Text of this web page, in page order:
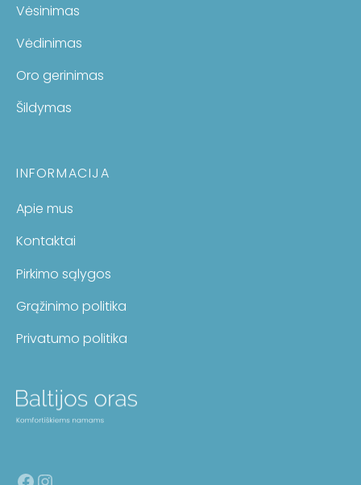
Vėsinimas
Vėdinimas
Oro gerinimas
Šildymas
INFORMACIJA
Apie mus
Kontaktai
Pirkimo sąlygos
Grąžinimo politika
Privatumo politika
Facebook